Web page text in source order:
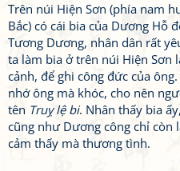
Trên núi Hiện Sơn (phía nam
Bắc) có cái bia của Dương Hỗ
Tương Dương, nhân dân rất
ta làm bia ở trên núi Hiện Sơn
cảnh, để ghi công đức của
nhớ ông mà khóc, cho nên
tên Truỵ lệ bi. Nhân thấy bia
cũng như Dương công chỉ còn
cảm thấy mà thương tình.